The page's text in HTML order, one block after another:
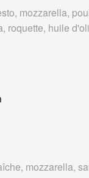
mozzarella,
roquette, huile
mozzarella,